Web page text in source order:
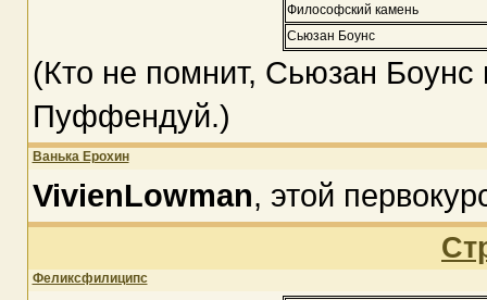
Философский камень
Сьюзан Боунс
(Кто не помнит, Сьюзан
Пуффендуй.)
Ванька Ерохин
VivienLowman, этой
Феликсфилиципс